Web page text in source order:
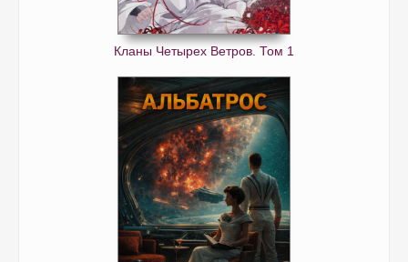
Кланы Четырех Ветров. Том 1